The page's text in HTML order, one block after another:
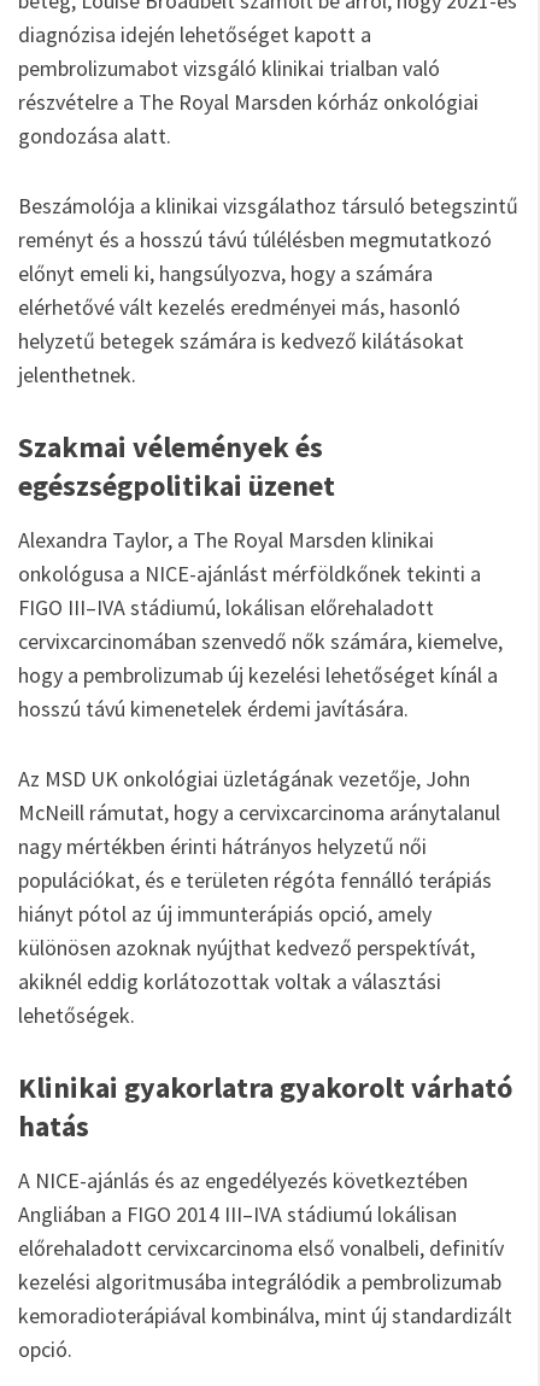
diagnózisa idején lehetőséget kapott a
pembrolizumabot vizsgáló klinikai trialban való
részvételre a The Royal Marsden kórház onkológiai
gondozása alatt.
Beszámolója a klinikai vizsgálathoz társuló betegszintű
reményt és a hosszú távú túlélésben megmutatkozó
előnyt emeli ki, hangsúlyozva, hogy a számára
elérhetővé vált kezelés eredményei más, hasonló
helyzetű betegek számára is kedvező kilátásokat
jelenthetnek.
Szakmai vélemények és
egészségpolitikai üzenet
Alexandra Taylor, a The Royal Marsden klinikai
onkológusa a NICE-ajánlást mérföldkőnek tekinti a
FIGO III–IVA stádiumú, lokálisan előrehaladott
cervixcarcinomában szenvedő nők számára, kiemelve,
hogy a pembrolizumab új kezelési lehetőséget kínál a
hosszú távú kimenetelek érdemi javítására.
Az MSD UK onkológiai üzletágának vezetője, John
McNeill rámutat, hogy a cervixcarcinoma aránytalanul
nagy mértékben érinti hátrányos helyzetű női
populációkat, és e területen régóta fennálló terápiás
hiányt pótol az új immunterápiás opció, amely
különösen azoknak nyújthat kedvező perspektívát,
akiknél eddig korlátozottak voltak a választási
lehetőségek.
Klinikai gyakorlatra gyakorolt várható
hatás
A NICE-ajánlás és az engedélyezés következtében
Angliában a FIGO 2014 III–IVA stádiumú lokálisan
előrehaladott cervixcarcinoma első vonalbeli, definitív
kezelési algoritmusába integrálódik a pembrolizumab
kemoradioterápiával kombinálva, mint új standardizált
opció.